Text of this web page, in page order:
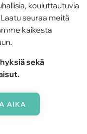
kouluttautuvia
seuraa meitä
kaikesta
sekä
AIKA